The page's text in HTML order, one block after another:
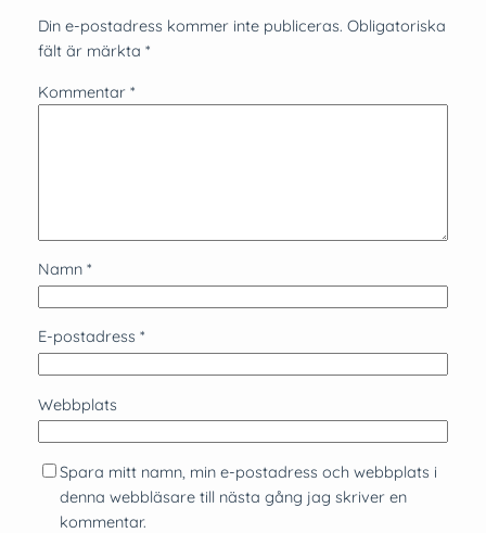
Din e-postadress kommer inte publiceras. Obligatoriska
fält är märkta *
Kommentar *
Namn *
E-postadress *
Webbplats
Spara mitt namn, min e-postadress och webbplats i
denna webbläsare till nästa gång jag skriver en
kommentar.